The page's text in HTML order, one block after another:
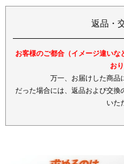
返品・
お客様のご都合（イメージ違い
お
万一、お届けした商品に不
だった場合には、返品および交換
いた